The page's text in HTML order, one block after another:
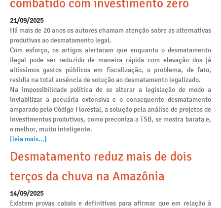
combatido com investimento zero
21/09/2025
Há mais de 20 anos os autores chamam atenção sobre as alternativas
produtivas ao desmatamento legal.
Com esforço, os artigos alertaram que enquanto o desmatamento
ilegal pode ser reduzido de maneira rápida com elevação dos já
altíssimos gastos públicos em fiscalização, o problema, de fato,
residia na total ausência de solução ao desmatamento legalizado.
Na impossibilidade política de se alterar a legislação de modo a
inviabilizar a pecuária extensiva e o consequente desmatamento
amparado pelo Código Florestal, a solução pela análise de projetos de
investimentos produtivos, como preconiza a TSB, se mostra barata e,
o melhor, muito inteligente.
[leia mais...]
Desmatamento reduz mais de dois
terços da chuva na Amazônia
14/09/2025
Existem provas cabais e definitivas para afirmar que em relação à